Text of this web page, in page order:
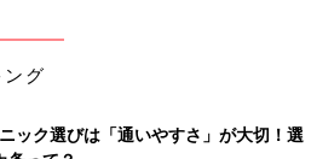
グ
ック選びは「通いやすさ」が大切！選